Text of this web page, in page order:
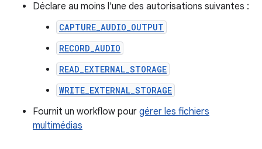
Déclare au moins l'une des autorisations suivantes :
CAPTURE_AUDIO_OUTPUT
RECORD_AUDIO
READ_EXTERNAL_STORAGE
WRITE_EXTERNAL_STORAGE
Fournit un workflow pour gérer les fichiers
multimédias